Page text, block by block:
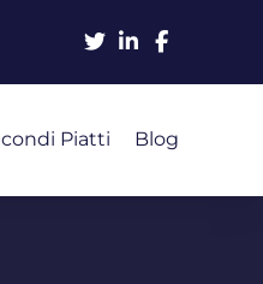
Piatti Blog